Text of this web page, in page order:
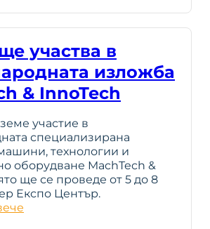
участва в
изложба
& InnoTech
участие в
специализирана
технологии и
оборудване MachTech &
ще се проведе от 5 до 8
Експо Център.